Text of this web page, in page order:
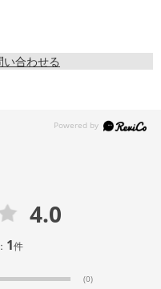
合わせる
4.0
1件
(0)